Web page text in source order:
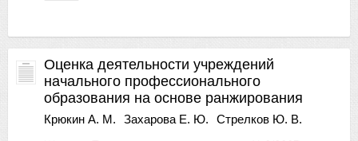
Оценка деятельности учреждений
начального профессионального
образования на основе ранжирования
Крюкин А. М. Захарова Е. Ю.
Стрелков Ю. В.